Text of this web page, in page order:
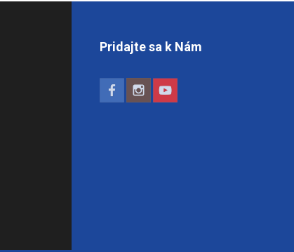
Pridajte sa k Nám